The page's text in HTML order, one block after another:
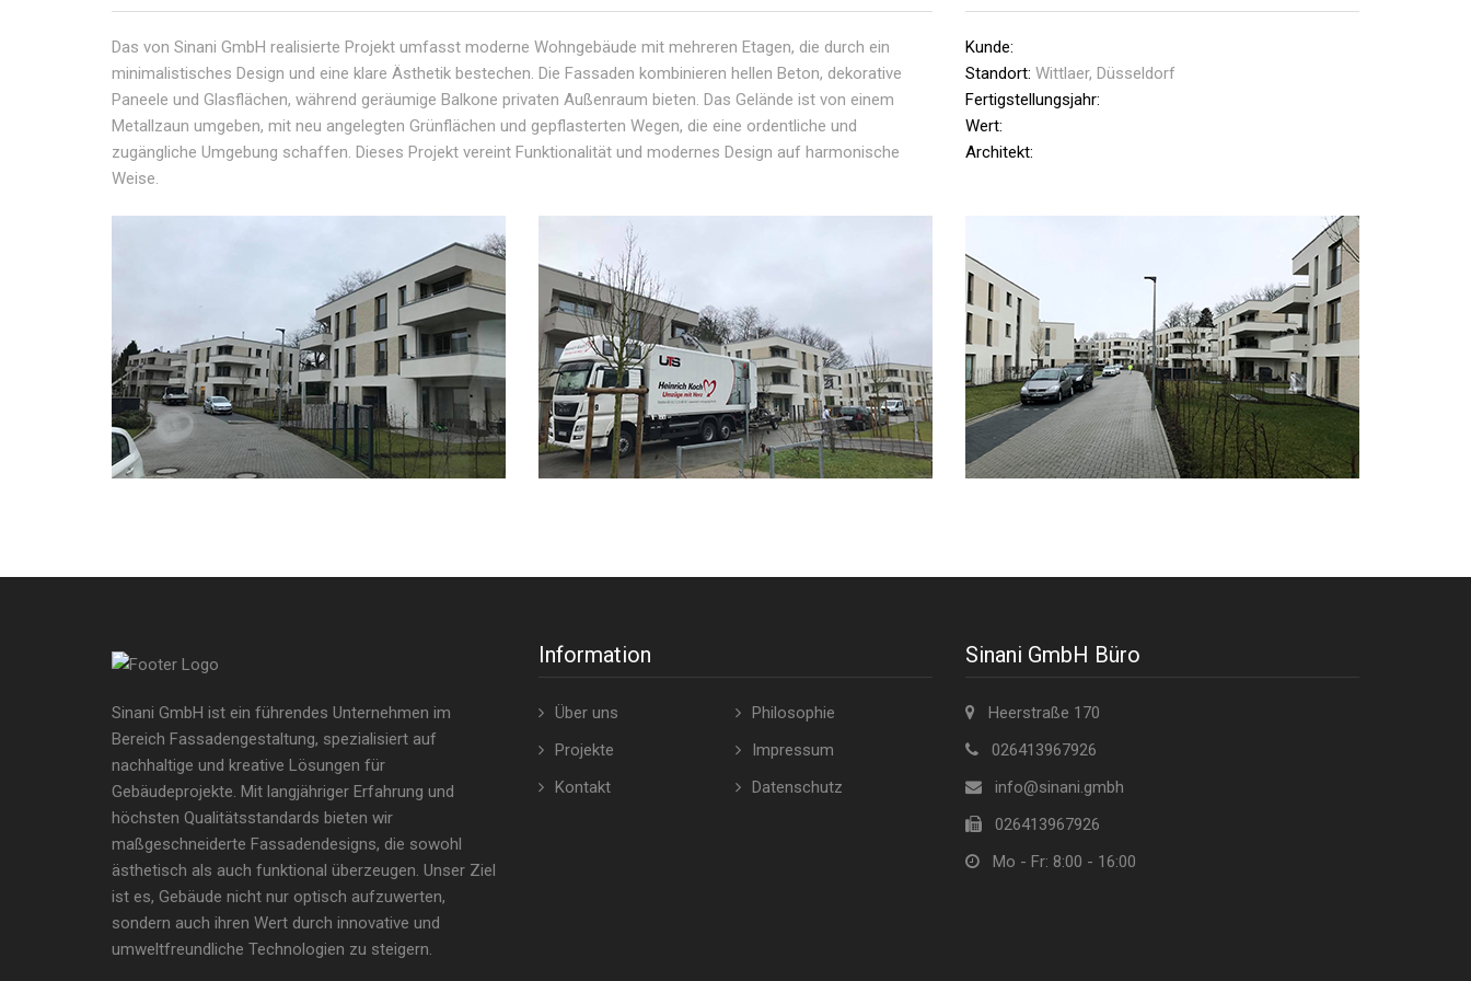
Das von Sinani GmbH realisierte Projekt umfasst moderne Wohngebäude mit mehreren Etagen, die durch ein
minimalistisches Design und eine klare Ästhetik bestechen. Die Fassaden kombinieren hellen Beton, dekorative
Paneele und Glasflächen, während geräumige Balkone privaten Außenraum bieten. Das Gelände ist von einem
Metallzaun umgeben, mit neu angelegten Grünflächen und gepflasterten Wegen, die eine ordentliche und
zugängliche Umgebung schaffen. Dieses Projekt vereint Funktionalität und modernes Design auf harmonische
Weise.
Kunde:
Standort: Wittlaer, Düsseldorf
Fertigstellungsjahr:
Wert:
Architekt:
Sinani GmbH ist ein führendes Unternehmen im
Bereich Fassadengestaltung, spezialisiert auf
nachhaltige und kreative Lösungen für
Gebäudeprojekte. Mit langjähriger Erfahrung und
höchsten Qualitätsstandards bieten wir
maßgeschneiderte Fassadendesigns, die sowohl
ästhetisch als auch funktional überzeugen. Unser Ziel
ist es, Gebäude nicht nur optisch aufzuwerten,
sondern auch ihren Wert durch innovative und
umweltfreundliche Technologien zu steigern.
Information
Über uns
Philosophie
Projekte
Impressum
Kontakt
Datenschutz
Sinani GmbH Büro
Heerstraße 170
026413967926
info@sinani.gmbh
026413967926
Mo - Fr: 8:00 - 16:00